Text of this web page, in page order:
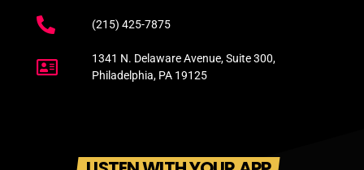
(215) 425-7875
1341 N. Delaware Avenue, Suite 300,
Philadelphia, PA 19125